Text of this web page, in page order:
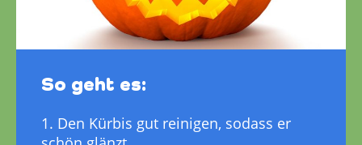
So geht es:
1. Den Kürbis gut reinigen, sodass er